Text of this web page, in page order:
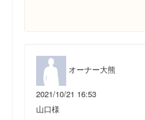
オーナー大熊
2021/10/21 16:53
山口様